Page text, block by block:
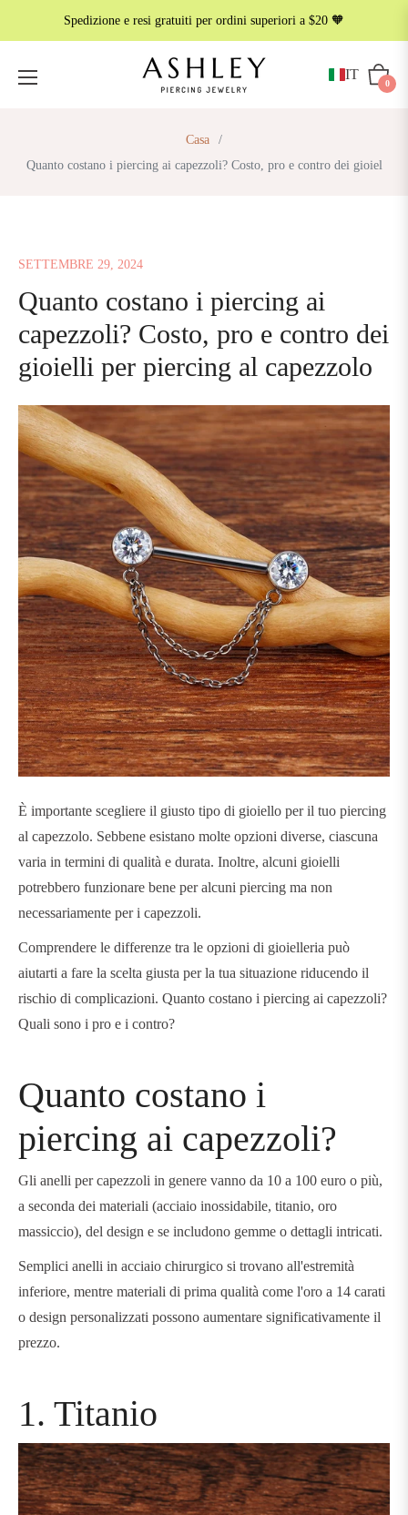
Spedizione e resi gratuiti per ordini superiori a $20 🧡
IT
0
Casa
/
Quanto costano i piercing ai capezzoli? Costo, pro e contro dei gioiel
SETTEMBRE 29, 2024
Quanto costano i piercing ai
capezzoli? Costo, pro e contro dei
gioielli per piercing al capezzolo
È importante scegliere il giusto tipo di gioiello per il tuo piercing
al capezzolo. Sebbene esistano molte opzioni diverse, ciascuna
varia in termini di qualità e durata. Inoltre, alcuni gioielli
potrebbero funzionare bene per alcuni piercing ma non
necessariamente per i capezzoli.
Comprendere le differenze tra le opzioni di gioielleria può
aiutarti a fare la scelta giusta per la tua situazione riducendo il
rischio di complicazioni. Quanto costano i piercing ai capezzoli?
Quali sono i pro e i contro?
Quanto costano i
piercing ai capezzoli?
Gli anelli per capezzoli in genere vanno da 10 a 100 euro o più,
a seconda dei materiali (acciaio inossidabile, titanio, oro
massiccio), del design e se includono gemme o dettagli intricati.
Semplici anelli in acciaio chirurgico si trovano all'estremità
inferiore, mentre materiali di prima qualità come l'oro a 14 carati
o design personalizzati possono aumentare significativamente il
prezzo.
1. Titanio